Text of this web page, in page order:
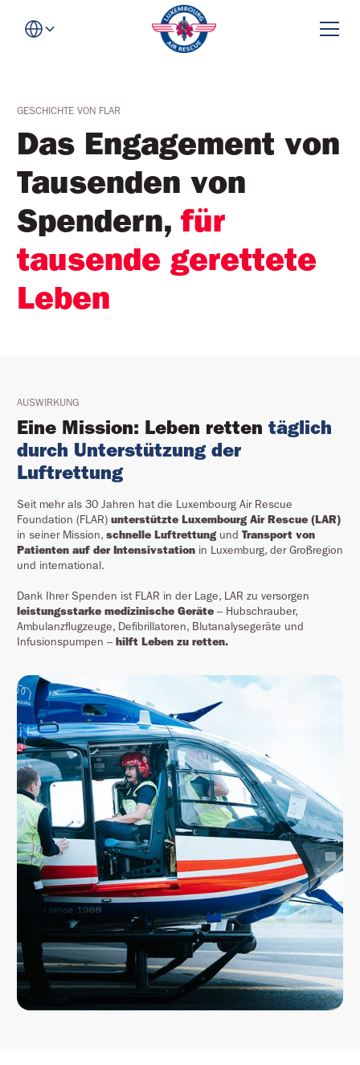
GESCHICHTE VON FLAR
Das Engagement von
Tausenden von
Spendern, für
tausende gerettete
Leben
AUSWIRKUNG
Eine Mission: Leben retten täglich
durch Unterstützung der
Luftrettung
Seit mehr als 30 Jahren hat die Luxembourg Air Rescue
Foundation (FLAR) unterstützte Luxembourg Air Rescue (LAR)
in seiner Mission, schnelle Luftrettungund Transport von
Patienten auf der Intensivstationin Luxemburg, der Großregion
und international.
Dank Ihrer Spenden ist FLAR in der Lage, LAR zu versorgen
leistungsstarke medizinische Geräte– Hubschrauber,
Ambulanzflugzeuge, Defibrillatoren, Blutanalysegeräte und
Infusionspumpen – hilft Leben zu retten.